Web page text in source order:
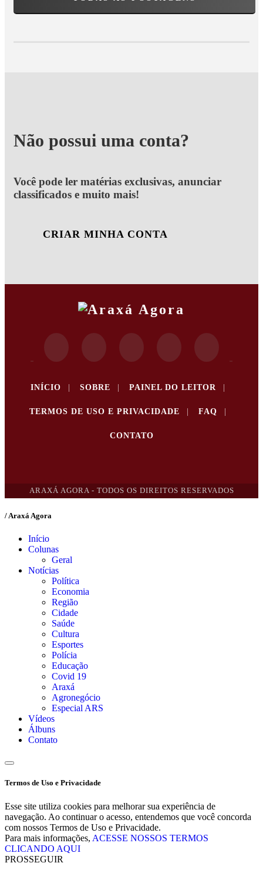
Não possui uma conta?
Você pode ler matérias exclusivas, anunciar
classificados e muito mais!
CRIAR MINHA CONTA
INÍCIO SOBRE PAINEL DO LEITOR
TERMOS DE USO E PRIVACIDADE FAQ
CONTATO
ARAXÁ AGORA - TODOS OS DIREITOS RESERVADOS
/ Araxá Agora
Início
Colunas
Geral
Notícias
Política
Economia
Região
Cidade
Saúde
Cultura
Esportes
Polícia
Educação
Covid 19
Araxá
Agronegócio
Especial ARS
Vídeos
Álbuns
Contato
Termos de Uso e Privacidade
Esse site utiliza cookies para melhorar sua experiência de
navegação. Ao continuar o acesso, entendemos que você concorda
com nossos Termos de Uso e Privacidade.
Para mais informações, ACESSE NOSSOS TERMOS
CLICANDO AQUI
PROSSEGUIR